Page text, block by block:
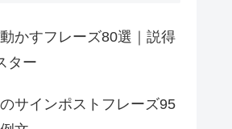
かすフレーズ80選｜説得
ター
サインポストフレーズ95